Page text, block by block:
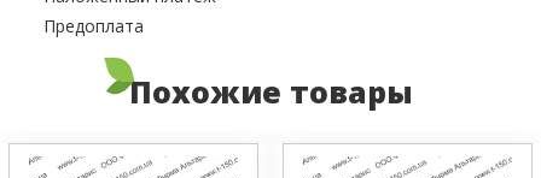
Предоплата
Похожие товары